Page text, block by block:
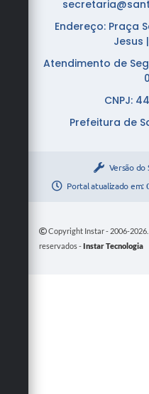
Endereço: Praça
Jesus
Atendimento de
CNPJ:
Prefeitura de
Versão do
Portal atualizado em:
Copyright Instar - 2006-
reservados -Instar Tecnologia